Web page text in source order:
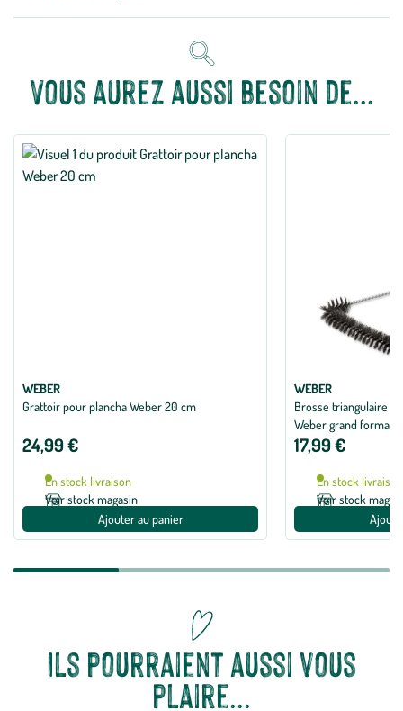
Vous aurez aussi besoin de...
WEBER
Grattoir pour plancha Weber 20 cm
24,99 €
En stock livraison
Voir stock magasin
Ajouter au panier
WEBER
Brosse triangulaire
Weber grand format -
17,99 €
En stock livraison
Voir stock
Ils pourraient aussi vous
plaire...